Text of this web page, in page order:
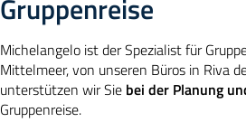
Gruppenreise
Michelangelo ist der Spezialist für
Mittelmeer, von unseren Büros in Riva
unterstützen wir Sie bei der Planung
Gruppenreise.